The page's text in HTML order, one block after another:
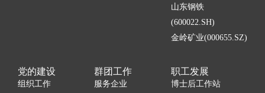
山东钢铁
(600022.SH)
金岭矿业(000655.SZ)
党的建设
组织工作
群团工作
服务企业
职工发展
博士后工作站